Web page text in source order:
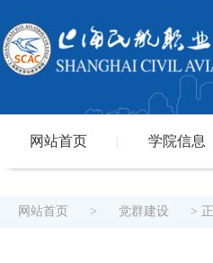
网站首页 学院信息
网站首页 > 党群建设 >